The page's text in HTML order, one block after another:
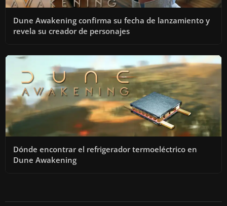
Dune Awakening confirma su fecha de lanzamiento y
revela su creador de personajes
Dónde encontrar el refrigerador termoeléctrico en
Dune Awakening